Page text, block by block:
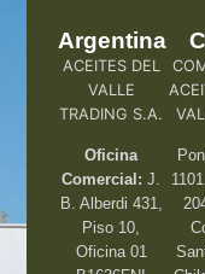
Argentina
ACEITES DEL
VALLE
TRADING S.A.
Oficina
Comercial: J.
B. Alberdi 431,
Piso 10,
Oficina 01